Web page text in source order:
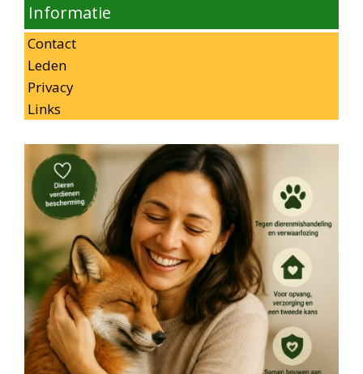
Informatie
Contact
Leden
Privacy
Links